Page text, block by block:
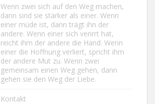
Wenn zwei sich auf den Weg machen,
dann sind sie stärker als einer. Wenn
einer müde ist, dann trägt ihn der
andere. Wenn einer sich verirrt hat,
reicht ihm der andere die Hand. Wenn
einer die Hoffnung verliert, spricht ihm
der andere Mut zu. Wenn zwei
gemeinsam einen Weg gehen, dann
gehen sie den Weg der Liebe.
Kontakt